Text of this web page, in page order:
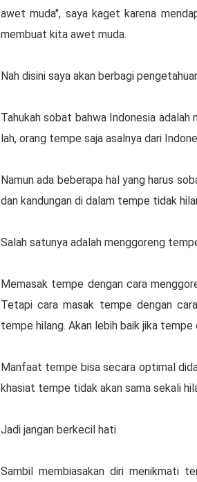
awet muda", saya kaget karena
membuat kita awet muda.
Nah disini saya akan berbagi
Tahukah sobat bahwa Indonesia
lah, orang tempe saja asalnya dari
Namun ada beberapa hal yang harus
dan kandungan di dalam tempe tidak
Salah satunya adalah menggoreng
Memasak tempe dengan cara
Tetapi cara masak tempe dengan
tempe hilang. Akan lebih baik jika
Manfaat tempe bisa secara optimal
khasiat tempe tidak akan sama sekali
Jadi jangan berkecil hati.
Sambil membiasakan diri menikmati